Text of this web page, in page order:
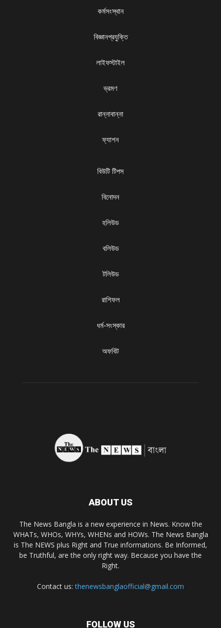
কর্মসংস্থান
বিজ্ঞানপ্রযুক্তি
লাইফস্টাইল
ভ্রমণ
রান্নাবান্না
ফ্যাশন
বিউটি টিপস
বিনোদন
হলিউড
বলিউড
টলিউড
রাশিফল
ধৰ্ম-সংস্কার
অফবিট
ABOUT US
The News Bangla is a new experience in News. Know the
WHATs, WHOs, WHYs, WHENs and HOWs. The News Bangla
is The NEWS plus Right and True informations. Be Informed,
be Truthful, are the only right way. Because you have the
Right.
Contact us:thenewsbanglaofficial@gmail.com
FOLLOW US